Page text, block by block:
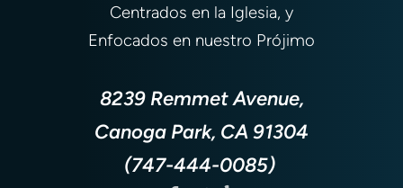
Centrados en la Iglesia, y
Enfocados en nuestro Prójimo
8239 Remmet Avenue,
Canoga Park, CA 91304
(747-444-0085)